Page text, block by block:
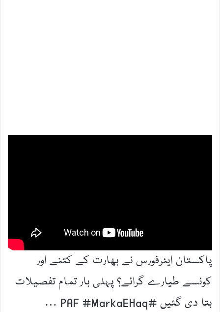
پاکستان ایئرفورس نے بھارت کے کتنے اور
کونسے طیارے گرائے؟ پہلی بار تمام تفصیلات
بتا دی گئیں #PAF #MarkaEHaq …